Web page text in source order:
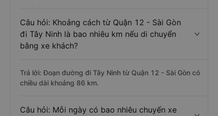
Câu hỏi: Khoảng cách từ Quận 12 - Sài Gòn
đi Tây Ninh là bao nhiêu km nếu di chuyển
bằng xe khách?
Trả lời: Đoạn đường đi Tây Ninh từ Quận 12 - Sài Gòn có
chiều dài khoảng 86 km.
Câu hỏi: Mỗi ngày có bao nhiêu chuyến xe